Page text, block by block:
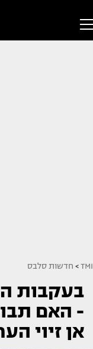
TMI
> חדשות סלבס
בעקבות
- האם
אן זיוי